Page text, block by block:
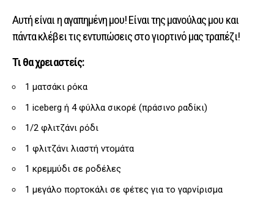
Αυτή είναι η αγαπημένη μου! Είναι της μανούλας μου και
πάντα κλέβει τις εντυπώσεις στο γιορτινό μας τραπέζι!
Τι θα χρειαστείς:
1 ματσάκι ρόκα
1 iceberg ή 4 φύλλα σικορέ (πράσινο ραδίκι)
1/2 φλιτζάνι ρόδι
1 φλιτζάνι λιαστή ντομάτα
1 κρεμμύδι σε ροδέλες
1 μεγάλο πορτοκάλι σε φέτες για το γαρνίρισμα